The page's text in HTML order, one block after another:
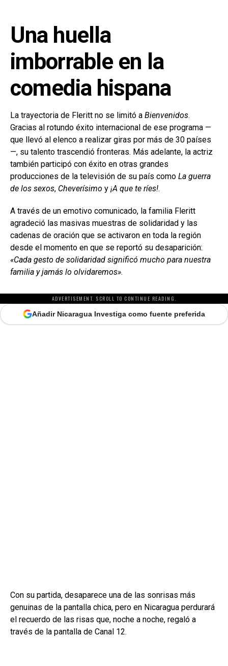
Una huella
imborrable en la
comedia hispana
La trayectoria de Fleritt no se limitó a Bienvenidos.
Gracias al rotundo éxito internacional de ese programa —
que llevó al elenco a realizar giras por más de 30 países
—, su talento trascendió fronteras. Más adelante, la actriz
también participó con éxito en otras grandes
producciones de la televisión de su país como La guerra
de los sexos, Cheverísimo y ¡A que te ríes!.
A través de un emotivo comunicado, la familia Fleritt
agradeció las masivas muestras de solidaridad y las
cadenas de oración que se activaron en toda la región
desde el momento en que se reportó su desaparición:
«Cada gesto de solidaridad significó mucho para nuestra
familia y jamás lo olvidaremos».
ADVERTISEMENT. SCROLL TO CONTINUE READING.
Añadir Nicaragua Investiga como fuente preferida
Con su partida, desaparece una de las sonrisas más
genuinas de la pantalla chica, pero en Nicaragua perdurará
el recuerdo de las risas que, noche a noche, regaló a
través de la pantalla de Canal 12.